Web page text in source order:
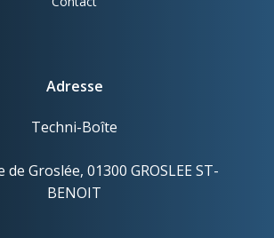
Adresse
Techni-Boîte
de Groslée, 01300 GROSLEE ST-
BENOIT